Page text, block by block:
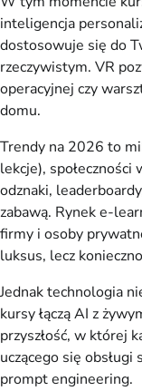
inteligencja
dostosowuje się do
rzeczywistym. VR
operacyjnej czy
domu.
Trendy na 2026 to
lekcje), społeczności
odznaki,
zabawą. Rynek e-
firmy i osoby
luksus, lecz
Jednak technologia
kursy łączą AI z
przyszłość, w której
uczącego się
prompt engineering.